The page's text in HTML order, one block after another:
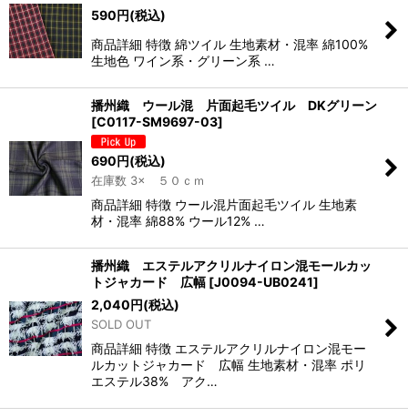
590円(税込)
商品詳細 特徴 綿ツイル 生地素材・混率 綿100%
生地色 ワイン系・グリーン系 …
播州織 ウール混 片面起毛ツイル DKグリーン
[C0117-SM9697-03]
690円(税込)
在庫数 3× ５０ｃｍ
商品詳細 特徴 ウール混片面起毛ツイル 生地素
材・混率 綿88% ウール12% …
播州織 エステルアクリルナイロン混モールカッ
トジャカード 広幅 [J0094-UB0241]
2,040円(税込)
SOLD OUT
商品詳細 特徴 エステルアクリルナイロン混モー
ルカットジャカード 広幅 生地素材・混率 ポリ
エステル38% アク…